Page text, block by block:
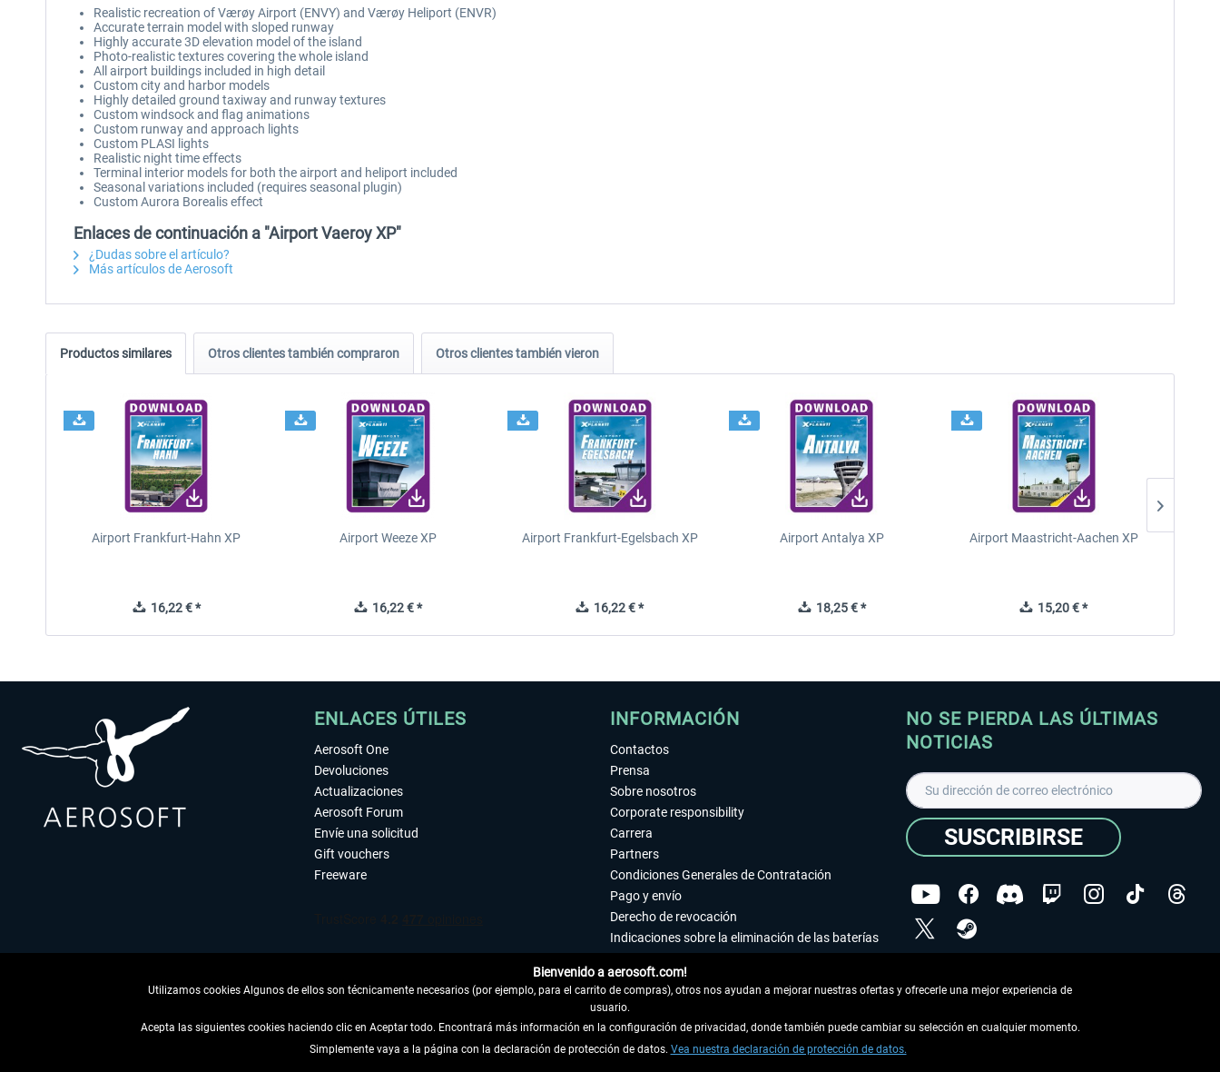
Realistic recreation of Værøy Airport (ENVY) and Værøy Heliport (ENVR)
Accurate terrain model with sloped runway
Highly accurate 3D elevation model of the island
Photo-realistic textures covering the whole island
All airport buildings included in high detail
Custom city and harbor models
Highly detailed ground taxiway and runway textures
Custom windsock and flag animations
Custom runway and approach lights
Custom PLASI lights
Realistic night time effects
Terminal interior models for both the airport and heliport included
Seasonal variations included (requires seasonal plugin)
Custom Aurora Borealis effect
Enlaces de continuación a "Airport Vaeroy XP"
¿Dudas sobre el artículo?
Más artículos de Aerosoft
Productos similares Otros clientes también compraron Otros clientes también vieron
Airport Frankfurt-Hahn XP
16,22 € *
Airport Weeze XP
16,22 € *
Airport Frankfurt-Egelsbach XP
16,22 € *
Airport Antalya XP
18,25 € *
Airport Maastricht-Aachen XP
15,20 € *
ENLACES ÚTILES
Aerosoft One
Devoluciones
Actualizaciones
Aerosoft Forum
Envíe una solicitud
Gift vouchers
Freeware
DESISTIR DEL CONTRATO
INFORMACIÓN
Contactos
Prensa
Sobre nosotros
Corporate responsibility
Carrera
Partners
Condiciones Generales de Contratación
Pago y envío
Derecho de revocación
Indicaciones sobre la eliminación de las baterías
Accesibilidad
Aviso legal
NO SE PIERDA LAS ÚLTIMAS
NOTICIAS
SUSCRIBIRSE
Copyright © Aerosoft GmbH - Todos los derechos
Bienvenido a aerosoft.com!
Utilizamos cookies Algunos de ellos son técnicamente necesarios (por ejemplo, para el carrito de compras), otros nos ayudan a mejorar nuestras ofertas y ofrecerle una mejor experiencia de
usuario.
Acepta las siguientes cookies haciendo clic en Aceptar todo. Encontrará más información en la configuración de privacidad, donde también puede cambiar su selección en cualquier momento.
Simplemente vaya a la página con la declaración de protección de datos. Vea nuestra declaración de protección de datos.